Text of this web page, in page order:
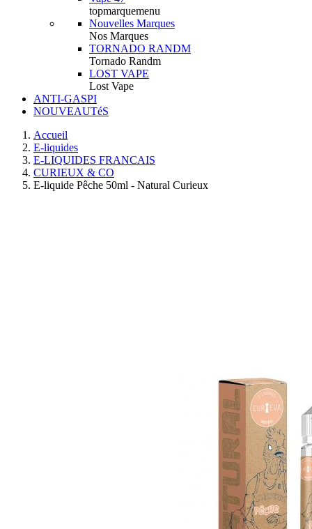
topmarquemenu
Nouvelles Marques
Nos Marques
TORNADO RANDM
Tornado Randm
LOST VAPE
Lost Vape
ANTI-GASPI
NOUVEAUTéS
Accueil
E-liquides
E-LIQUIDES FRANCAIS
CURIEUX & CO
E-liquide Pêche 50ml - Natural Curieux